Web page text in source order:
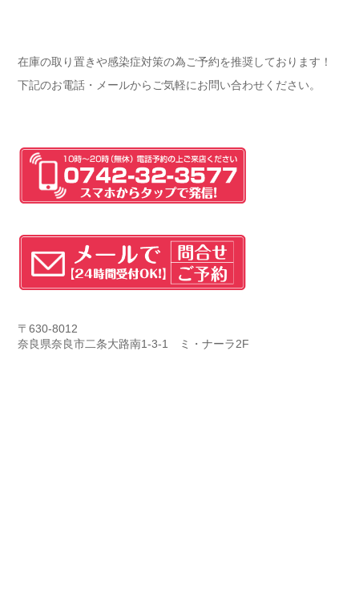
在庫の取り置きや感染症対策の為ご予約を推奨しております！
下記のお電話・メールからご気軽にお問い合わせください。
〒630-8012
奈良県奈良市二条大路南1-3-1 ミ・ナーラ2F